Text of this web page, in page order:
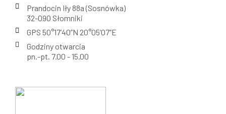
Prandocin Iły 88a (Sosnówka)
32-090 Słomniki
GPS 50°17’40’’N 20°05’07’’E
Godziny otwarcia
pn.-pt. 7.00 - 15.00